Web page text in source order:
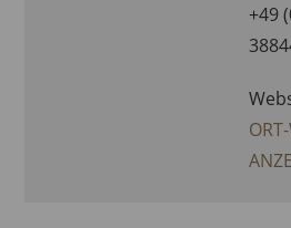
+49